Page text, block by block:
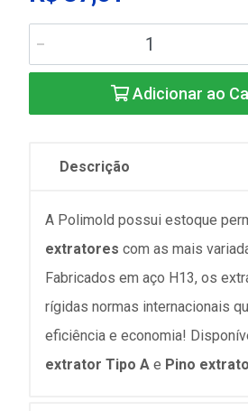
Adicionar ao
Descrição
A Polimold possui estoque
extratores com as mais
Fabricados em aço H13, os
rígidas normas internacionais
eficiência e economia!
extrator Tipo A e Pino